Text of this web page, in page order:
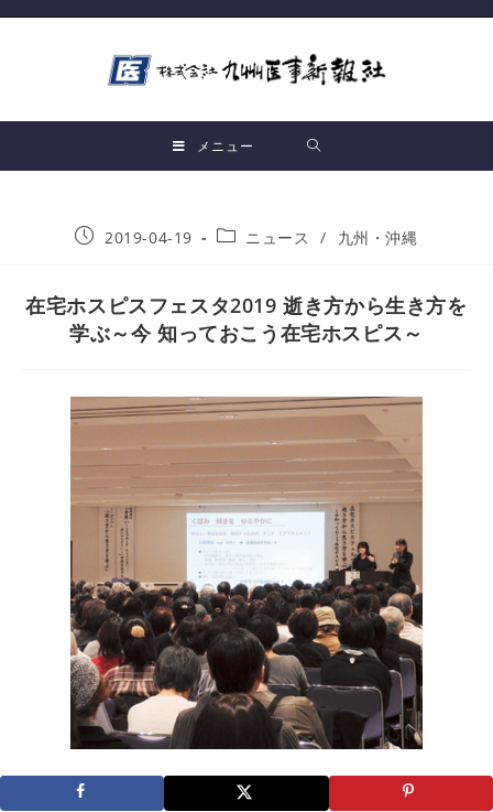
メニュー
2019-04-19 ニュース / 九州・沖縄
在宅ホスピスフェスタ2019 逝き方から生き方を
学ぶ～今 知っておこう在宅ホスピス～